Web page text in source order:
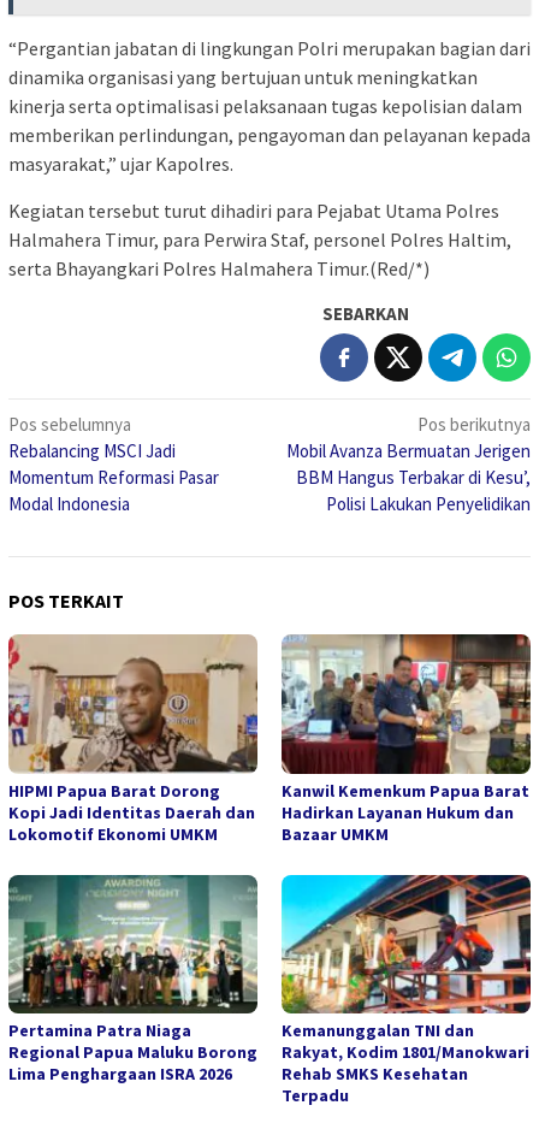
“Pergantian jabatan di lingkungan Polri merupakan bagian dari
dinamika organisasi yang bertujuan untuk meningkatkan
kinerja serta optimalisasi pelaksanaan tugas kepolisian dalam
memberikan perlindungan, pengayoman dan pelayanan kepada
masyarakat,” ujar Kapolres.
Kegiatan tersebut turut dihadiri para Pejabat Utama Polres
Halmahera Timur, para Perwira Staf, personel Polres Haltim,
serta Bhayangkari Polres Halmahera Timur.(Red/*)
SEBARKAN
Navigasi
pos
Pos sebelumnya
Rebalancing MSCI Jadi
Momentum Reformasi Pasar
Modal Indonesia
Pos berikutnya
Mobil Avanza Bermuatan Jerigen
BBM Hangus Terbakar di Kesu’,
Polisi Lakukan Penyelidikan
POS TERKAIT
HIPMI Papua Barat Dorong
Kopi Jadi Identitas Daerah dan
Lokomotif Ekonomi UMKM
Kanwil Kemenkum Papua Barat
Hadirkan Layanan Hukum dan
Bazaar UMKM
Pertamina Patra Niaga
Regional Papua Maluku Borong
Lima Penghargaan ISRA 2026
Kemanunggalan TNI dan
Rakyat, Kodim 1801/Manokwari
Rehab SMKS Kesehatan
Terpadu